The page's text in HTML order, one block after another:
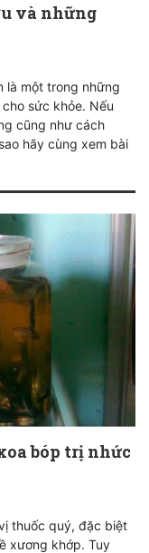
và những
là một trong những
sức khỏe. Nếu
cũng như cách
hãy cùng xem bài
bóp trị nhức
thuốc quý, đặc biệt
xương khớp. Tuy